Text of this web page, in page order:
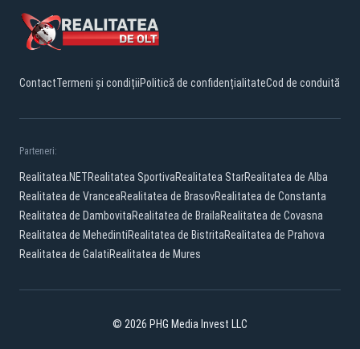
ContactTermeni și condițiiPolitică de confidențialitateCod de conduită
Parteneri:
Realitatea.NETRealitatea SportivaRealitatea StarRealitatea de Alba
Realitatea de VranceaRealitatea de BrasovRealitatea de Constanta
Realitatea de DambovitaRealitatea de BrailaRealitatea de Covasna
Realitatea de MehedintiRealitatea de BistritaRealitatea de Prahova
Realitatea de GalatiRealitatea de Mures
© 2026 PHG Media Invest LLC